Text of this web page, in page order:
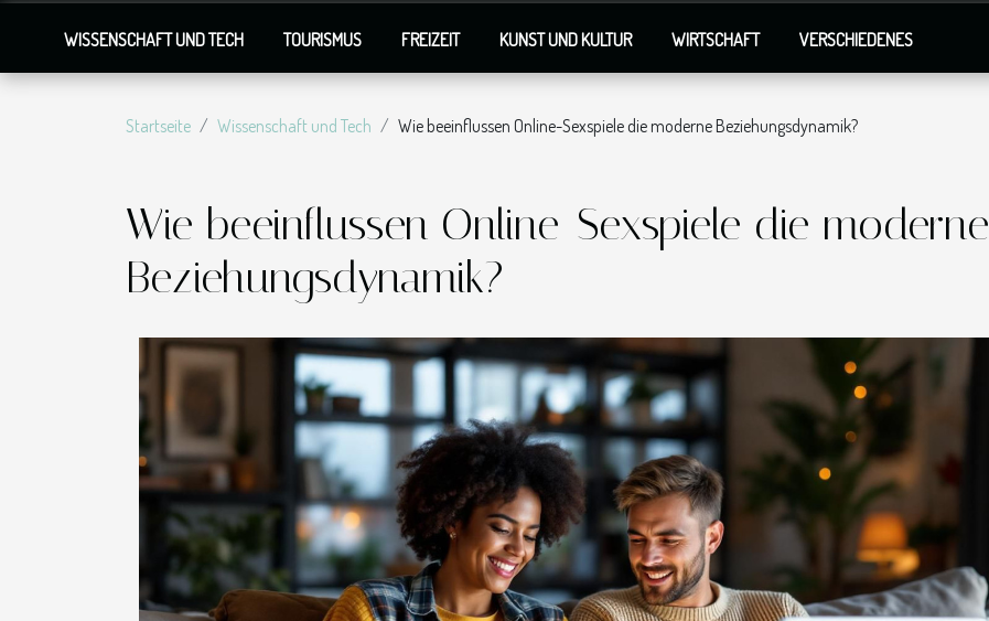
WISSENSCHAFT UND TECH TOURISMUS FREIZEIT KUNST UND KULTUR WIRTSCHAFT VERSCHIEDENES
Startseite Wissenschaft und Tech Wie beeinflussen Online-Sexspiele die moderne Beziehungsdynamik?
Wie beeinflussen Online-Sexspiele die moderne
Beziehungsdynamik?